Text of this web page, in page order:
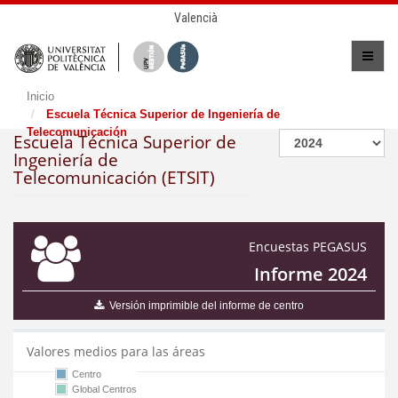
Valencià
Inicio
Escuela Técnica Superior de Ingeniería de
Telecomunicación
Escuela Técnica Superior de
Ingeniería de
Telecomunicación (ETSIT)
Encuestas PEGASUS
Informe 2024
Versión imprimible del informe de centro
Valores medios para las áreas
Centro
Global Centros